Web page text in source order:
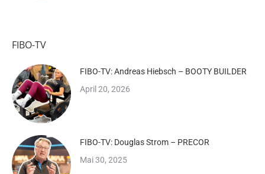
FIBO-TV
FIBO-TV: Andreas Hiebsch – BOOTY BUILDER
April 20, 2026
FIBO-TV: Douglas Strom – PRECOR
Mai 30, 2025